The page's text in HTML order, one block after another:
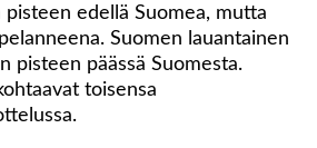
edellä Suomea, mutta
Suomen lauantainen
pisteen päässä Suomesta.
toisensa